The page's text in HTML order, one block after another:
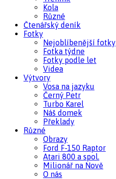
Kola
Různé
Čtenářský deník
Fotky
Nejoblíbenější fotky
Fotka týdne
Fotky podle let
Videa
Výtvory
Vosa na jazyku
Černý Petr
Turbo Karel
Náš domek
Překlady
Různé
Obrazy
Ford F-150 Raptor
Atari 800 a spol.
Milionář na Nově
O nás